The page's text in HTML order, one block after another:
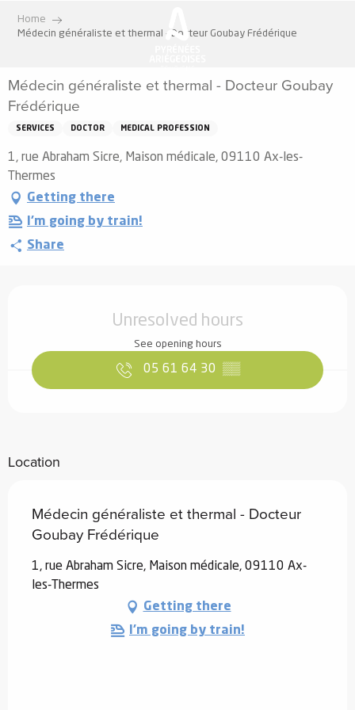
Home
Médecin généraliste et thermal - Docteur Goubay Frédérique
Médecin généraliste et thermal - Docteur Goubay
Frédérique
SERVICES DOCTOR MEDICAL PROFESSION
1, rue Abraham Sicre, Maison médicale, 09110 Ax-les-
Thermes
Getting there
I'm going by train!
Share
Unresolved hours
See opening hours
05 61 64 30 ▒▒
Location
Médecin généraliste et thermal - Docteur
Goubay Frédérique
1, rue Abraham Sicre, Maison médicale, 09110 Ax-
les-Thermes
Getting there
I'm going by train!